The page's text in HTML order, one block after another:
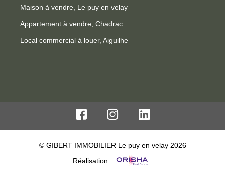
Maison à vendre, Le puy en velay
Appartement à vendre, Chadrac
Local commercial à louer, Aiguilhe
© GIBERT IMMOBILIER Le puy en velay 2026
Réalisation